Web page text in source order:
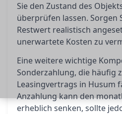
Sie den Zustand des
überprüfen lassen. Sorgen
Restwert realistisch
unerwartete Kosten zu
Eine weitere wichtige
Sonderzahlung, die häufig
Leasingvertrags in Husum
Anzahlung kann den
erheblich senken, sollte